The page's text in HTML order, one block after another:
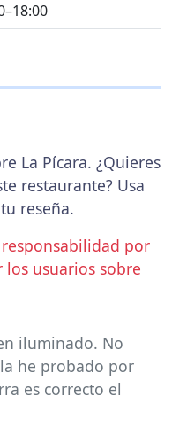
La Pícara. ¿Quieres
restaurante? Usa
reseña.
responsabilidad por
los usuarios sobre
iluminado. No
he probado por
es correcto el